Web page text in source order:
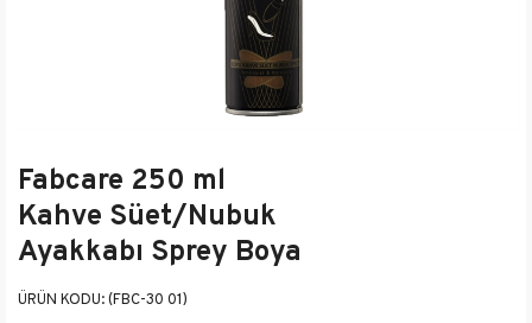
Fabcare 250 ml
Kahve Süet/Nubuk
Ayakkabı Sprey Boya
(FBC-30 01)